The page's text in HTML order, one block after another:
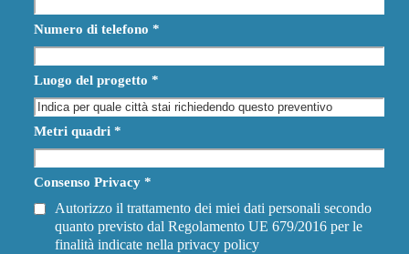
Numero di telefono *
Luogo del progetto *
Metri quadri *
Consenso Privacy *
Autorizzo il trattamento dei miei dati personali secondo
quanto previsto dal Regolamento UE 679/2016 per le
finalità indicate nella privacy policy